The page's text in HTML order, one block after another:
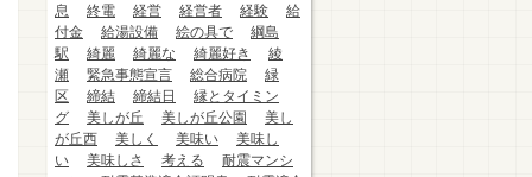
息
終電 経営 経営者 経験
給
付金
給湯設備 絵の具で
綱島
駅
綺麗 綺麗な 綺麗好き
綾
瀬
緊急事態宣言 総合病院
緑
区
締結 締結日
縁とタイミン
グ
美しが丘 美しが丘公園
美し
が丘西
美しく 美味い
美味し
い
美味しさ 考える
耐震マンシ